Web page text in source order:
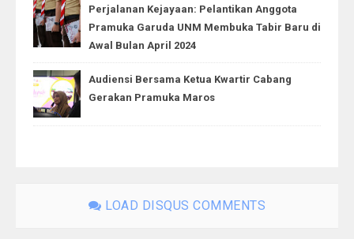
Perjalanan Kejayaan: Pelantikan Anggota
Pramuka Garuda UNM Membuka Tabir Baru di
Awal Bulan April 2024
Audiensi Bersama Ketua Kwartir Cabang
Gerakan Pramuka Maros
LOAD DISQUS COMMENTS